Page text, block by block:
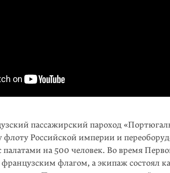
пассажирский пароход
Российской империи и
палатами на 500 человек. Во время
флагом, а экипаж состоял